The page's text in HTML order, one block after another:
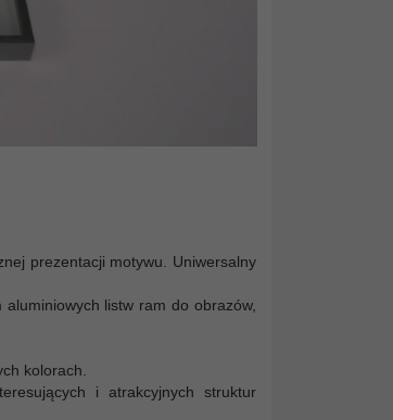
prezentacji motywu. Uniwersalny
listw ram do obrazów,
kolorach.
i atrakcyjnych struktur